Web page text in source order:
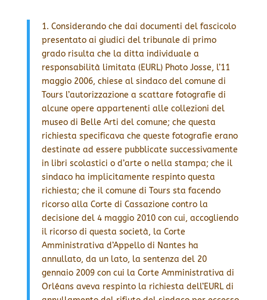
1. Considerando che dai documenti del fascicolo
presentato ai giudici del tribunale di primo
grado risulta che la ditta individuale a
responsabilità limitata (EURL) Photo Josse, l’11
maggio 2006, chiese al sindaco del comune di
Tours l’autorizzazione a scattare fotografie di
alcune opere appartenenti alle collezioni del
museo di Belle Arti del comune; che questa
richiesta specificava che queste fotografie erano
destinate ad essere pubblicate successivamente
in libri scolastici o d’arte o nella stampa; che il
sindaco ha implicitamente respinto questa
richiesta; che il comune di Tours sta facendo
ricorso alla Corte di Cassazione contro la
decisione del 4 maggio 2010 con cui, accogliendo
il ricorso di questa società, la Corte
Amministrativa d’Appello di Nantes ha
annullato, da un lato, la sentenza del 20
gennaio 2009 con cui la Corte Amministrativa di
Orléans aveva respinto la richiesta dell’EURL di